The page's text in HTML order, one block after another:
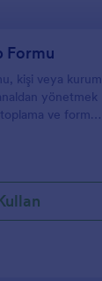
Formu
kişi veya kurum
yönetmek
ve form